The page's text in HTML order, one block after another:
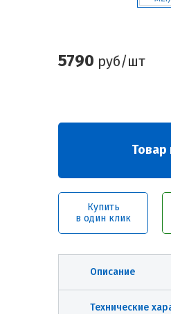
5790 руб/шт
Товар
Купить
в один клик
Описание
Технические